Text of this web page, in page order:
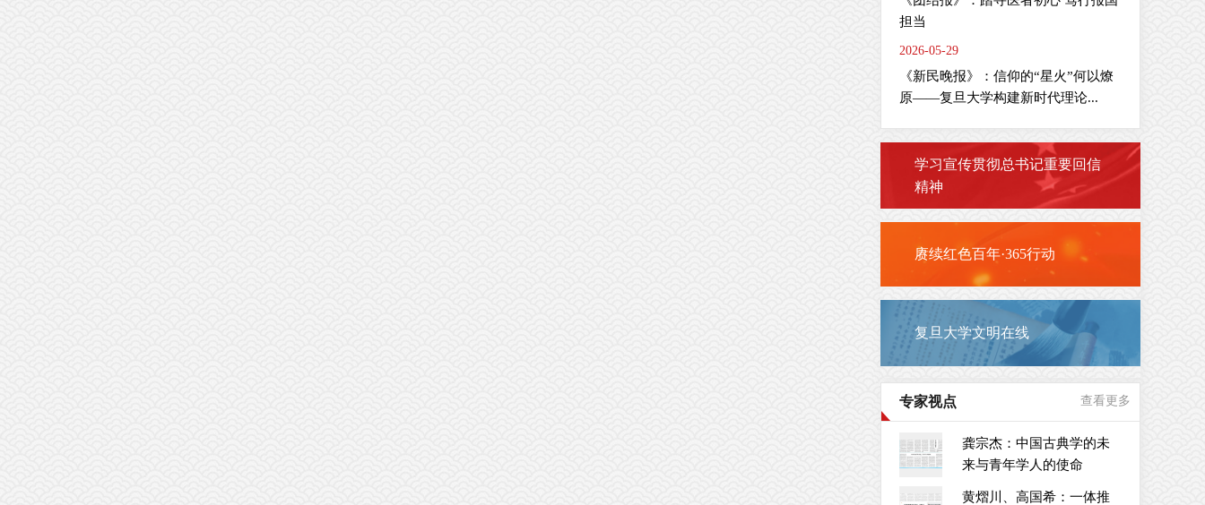
担当
2026-05-29
《新民晚报》：信仰的“星火”何以燎
原——复旦大学构建新时代理论...
学习宣传贯彻总书记重要回信
精神
赓续红色百年·365行动
复旦大学文明在线
专家视点 查看更多
龚宗杰：中国古典学的未
来与青年学人的使命
黄熠川、高国希：一体推